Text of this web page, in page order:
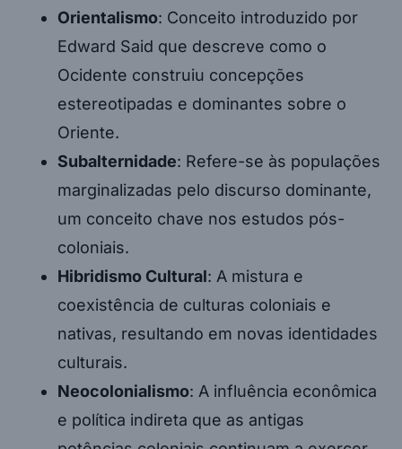
Orientalismo: Conceito introduzido por
Edward Said que descreve como o
Ocidente construiu concepções
estereotipadas e dominantes sobre o
Oriente.
Subalternidade: Refere-se às populações
marginalizadas pelo discurso dominante,
um conceito chave nos estudos pós-
coloniais.
Hibridismo Cultural: A mistura e
coexistência de culturas coloniais e
nativas, resultando em novas identidades
culturais.
Neocolonialismo: A influência econômica
e política indireta que as antigas